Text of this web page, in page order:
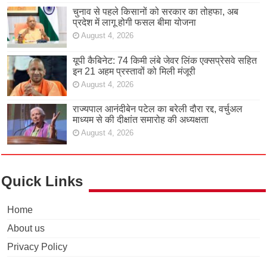
चुनाव से पहले किसानों को सरकार का तोहफा, अब
प्रदेश में लागू होगी फसल बीमा योजना
August 4, 2026
यूपी कैबिनेट: 74 किमी लंबे जेवर लिंक एक्सप्रेसवे सहित
इन 21 अहम प्रस्तावों को मिली मंजूरी
August 4, 2026
राज्यपाल आनंदीबेन पटेल का बरेली दौरा रद्द, वर्चुअल
माध्यम से की दीक्षांत समारोह की अध्यक्षता
August 4, 2026
Quick Links
Home
About us
Privacy Policy